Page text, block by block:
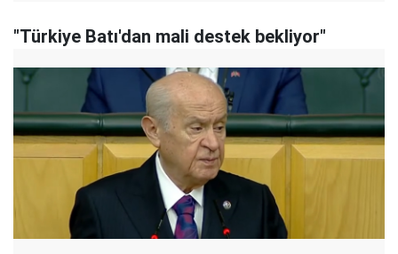
"Türkiye Batı'dan mali destek bekliyor"